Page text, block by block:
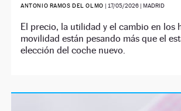
ANTONIO RAMOS DEL OLMO | 17/05/2026| MADRID
El precio, la utilidad y el cambio en los
movilidad están pesando más que el
elección del coche nuevo.